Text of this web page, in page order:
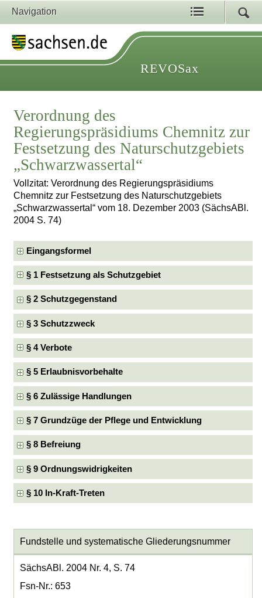
Navigation
REVOSax
Verordnung des
Regierungspräsidiums Chemnitz zur
Festsetzung des Naturschutzgebiets
„Schwarzwassertal“
Vollzitat: Verordnung des Regierungspräsidiums
Chemnitz zur Festsetzung des Naturschutzgebiets
„Schwarzwassertal“ vom 18. Dezember 2003 (SächsABl.
2004 S. 74)
Eingangsformel
§ 1 Festsetzung als Schutzgebiet
§ 2 Schutzgegenstand
§ 3 Schutzzweck
§ 4 Verbote
§ 5 Erlaubnisvorbehalte
§ 6 Zulässige Handlungen
§ 7 Grundzüge der Pflege und Entwicklung
§ 8 Befreiung
§ 9 Ordnungswidrigkeiten
§ 10 In-Kraft-Treten
Fundstelle und systematische Gliederungsnummer
SächsABl. 2004 Nr. 4, S. 74
Fsn-Nr.: 653